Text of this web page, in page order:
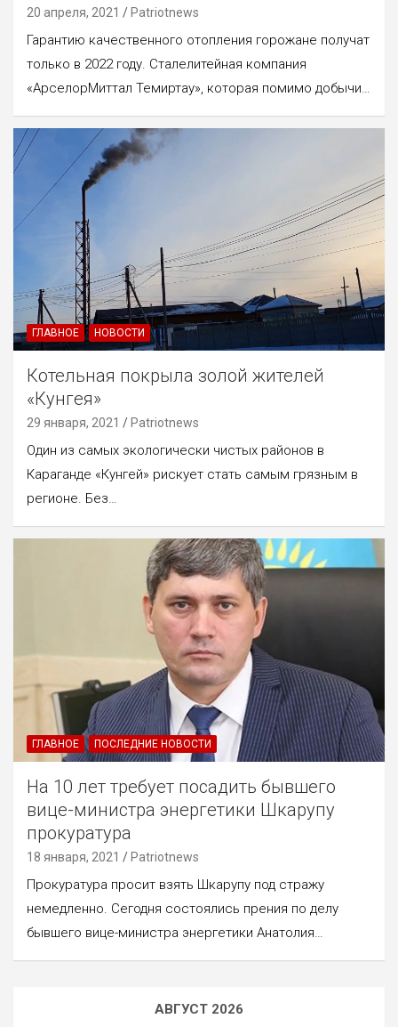
20 апреля, 2021 Patriotnews
Гарантию качественного отопления горожане получат
только в 2022 году. Сталелитейная компания
«АрселорМиттал Темиртау», которая помимо добычи…
ГЛАВНОЕ НОВОСТИ
Котельная покрыла золой жителей
«Кунгея»
29 января, 2021 Patriotnews
Один из самых экологически чистых районов в
Караганде «Кунгей» рискует стать самым грязным в
регионе. Без…
ГЛАВНОЕ ПОСЛЕДНИЕ НОВОСТИ
На 10 лет требует посадить бывшего
вице-министра энергетики Шкарупу
прокуратура
18 января, 2021 Patriotnews
Прокуратура просит взять Шкарупу под стражу
немедленно. Сегодня состоялись прения по делу
бывшего вице-министра энергетики Анатолия…
АВГУСТ 2026